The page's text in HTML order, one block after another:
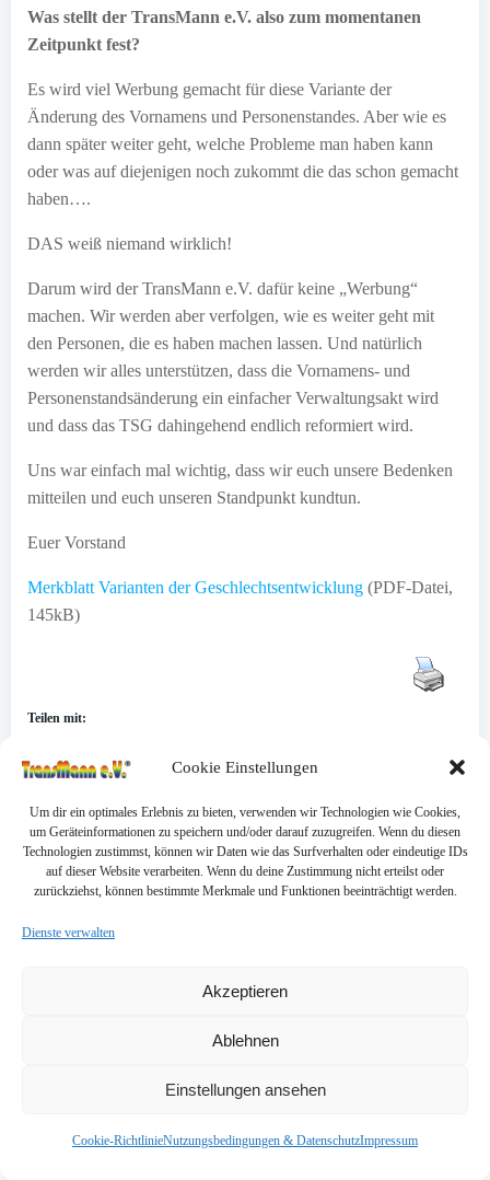
Cookie Einstellungen
Um dir ein optimales Erlebnis zu bieten, verwenden wir Technologien wie Cookies,
um Geräteinformationen zu speichern und/oder darauf zuzugreifen. Wenn du diesen
Technologien zustimmst, können wir Daten wie das Surfverhalten oder eindeutige IDs
auf dieser Website verarbeiten. Wenn du deine Zustimmung nicht erteilst oder
zurückziehst, können bestimmte Merkmale und Funktionen beeinträchtigt werden.
Dienste verwalten
Akzeptieren
Ablehnen
Einstellungen ansehen
Cookie-RichtlinieNutzungsbedingungen & DatenschutzImpressum
Was stellt der TransMann e.V. also zum momentanen
Zeitpunkt fest?
Es wird viel Werbung gemacht für diese Variante der
Änderung des Vornamens und Personenstandes. Aber wie es
dann später weiter geht, welche Probleme man haben kann
oder was auf diejenigen noch zukommt die das schon gemacht
haben….
DAS weiß niemand wirklich!
Darum wird der TransMann e.V. dafür keine „Werbung“
machen. Wir werden aber verfolgen, wie es weiter geht mit
den Personen, die es haben machen lassen. Und natürlich
werden wir alles unterstützen, dass die Vornamens- und
Personenstandsänderung ein einfacher Verwaltungsakt wird
und dass das TSG dahingehend endlich reformiert wird.
Uns war einfach mal wichtig, dass wir euch unsere Bedenken
mitteilen und euch unseren Standpunkt kundtun.
Euer Vorstand
Merkblatt Varianten der Geschlechtsentwicklung (PDF-Datei,
145kB)
Teilen mit:
Categories: News
Politik und Recht
Tags:
No Tag
Post
navigation
Previous post
navigation
Schreibe einen Kommentar
sind mit*markiert